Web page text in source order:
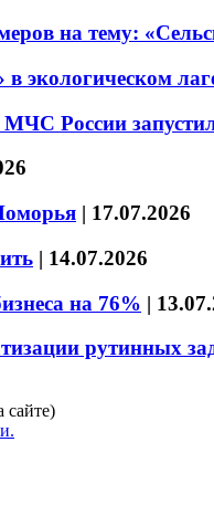
на тему:
экологическом
России
| 17.07.2026
| 14.07.2026
на 76% |
рутинных
сайте)